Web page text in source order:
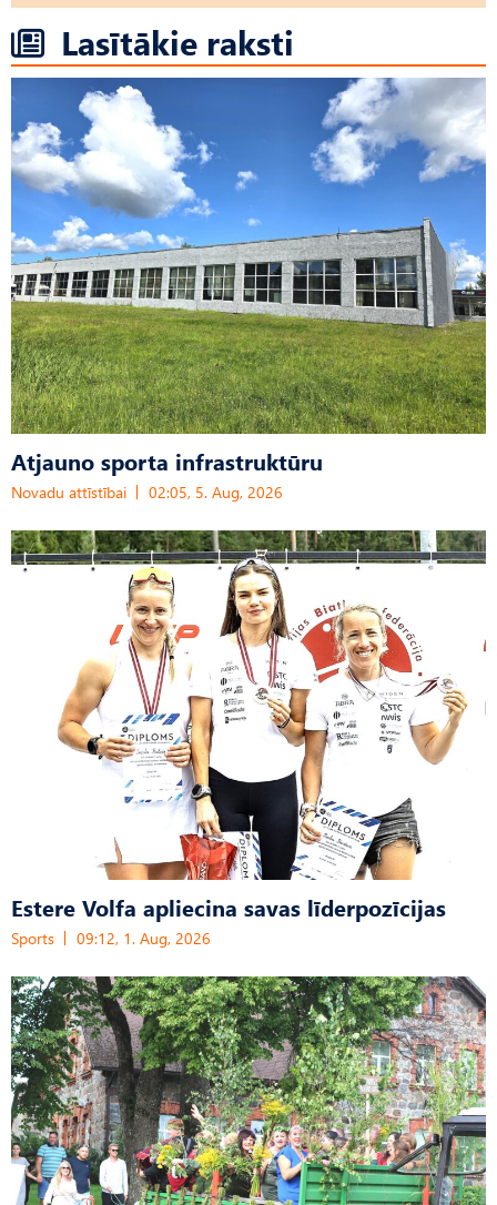
Lasītākie raksti
Atjauno sporta infrastruktūru
Novadu attīstībai 02:05, 5. Aug, 2026
Estere Volfa apliecina savas līderpozīcijas
Sports 09:12, 1. Aug, 2026